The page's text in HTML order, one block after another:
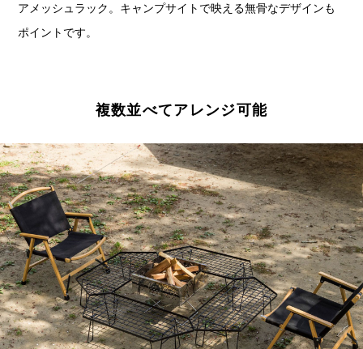
アメッシュラック。キャンプサイトで映える無骨なデザインも
ポイントです。
複数並べてアレンジ可能